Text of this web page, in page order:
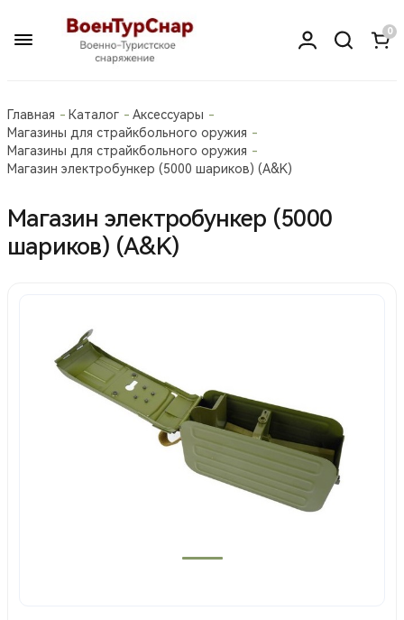
0
Главная Каталог
Аксессуары
Магазины для страйкбольного оружия
Магазины для страйкбольного оружия
Магазин электробункер (5000 шариков) (A&K)
Магазин электробункер (5000
шариков) (A&K)